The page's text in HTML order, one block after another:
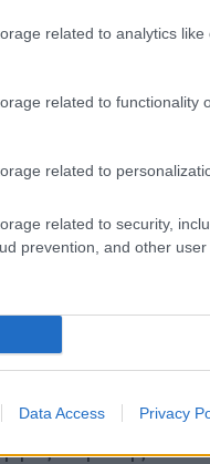
related to analytics like
related to functionality
related to
related to security,
prevention, and other user
Data Access Privacy
έργα
ξεκινήσουν ήδη
06:50
χωρίς
καμένα
και
στερηθούν αυτά τα
καθηγητή
Κοράκης